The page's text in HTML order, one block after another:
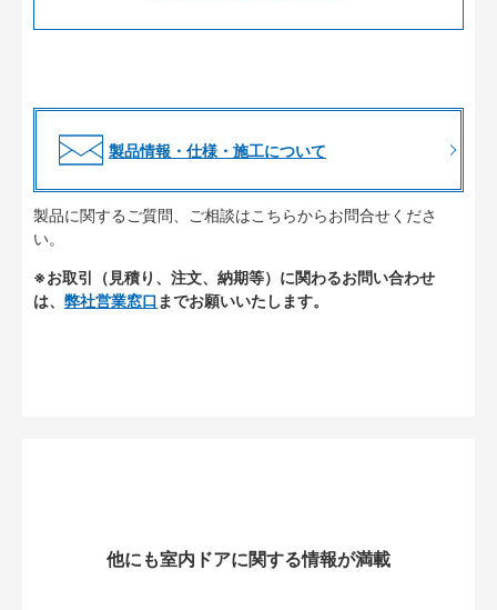
製品情報・仕様・施工について
製品に関するご質問、ご相談はこちらからお問合せくださ
い。
※お取引（見積り、注文、納期等）に関わるお問い合わせ
は、 弊社営業窓口 までお願いいたします。
他にも室内ドアに関する情報が満載